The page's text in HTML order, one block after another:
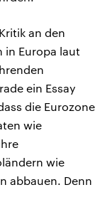
an den
Europa laut
ein Essay
die Eurozone
wie
wie
abbauen. Denn